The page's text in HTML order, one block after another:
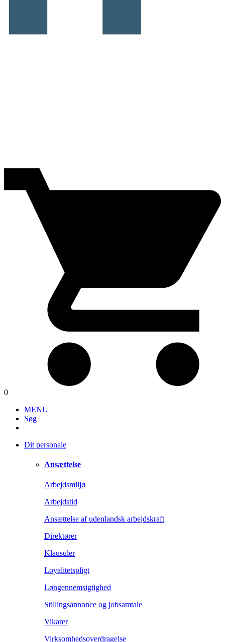
0
MENU
Søg
Dit personale
Ansættelse
Arbejdsmiljø
Arbejdstid
Ansættelse af udenlandsk arbejdskraft
Direktører
Klausuler
Loyalitetspligt
Løngennemsigtighed
Stillingsannonce og jobsamtale
Vikarer
Virksomhedsoverdragelse